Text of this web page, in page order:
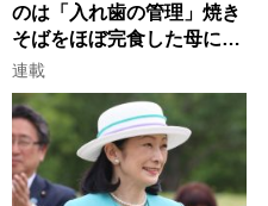
のは「入れ歯の管理」焼き
そばをほぼ完食した母に息
子が血の気が引いた理由
連載